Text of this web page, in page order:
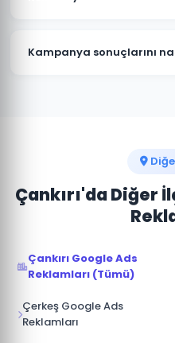
artırmaktadır.
%15-20'si arasında
Kampanya sonuçlarını
Çankırı'da Diğer
Çankırı Google Ads
Reklamları (Tümü)
Çerkeş Google Ads
Reklamları